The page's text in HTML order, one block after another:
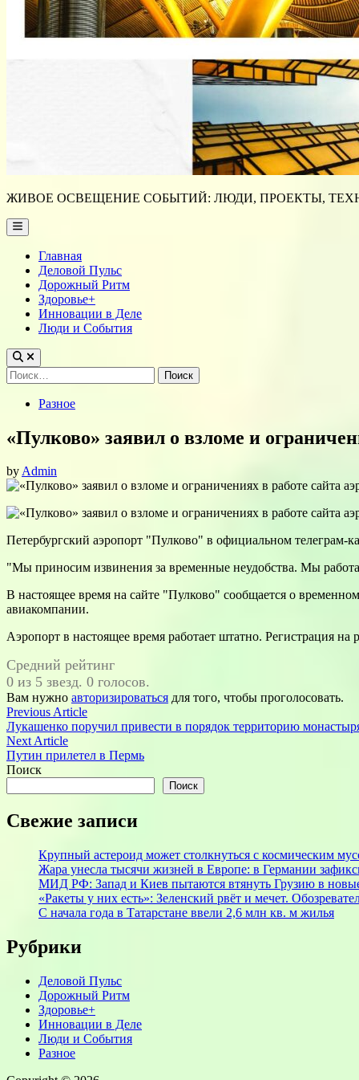
ЖИВОЕ ОСВЕЩЕНИЕ СОБЫТИЙ: ЛЮДИ, ПРОЕКТЫ,
Main
Menu
Главная
Деловой Пульс
Дорожный Ритм
Здоровье+
Инновации в Деле
Люди и События
Найти:
PostedРазное
«Пулково» заявил о взломе и
byAdmin
Петербургский аэропорт "Пулково" в официальном телеграм-
"Мы приносим извинения за временные неудобства. Мы
В настоящее время на сайте "Пулково" сообщается о
авиакомпании.
Аэропорт в настоящее время работает штатно. Регистрация
Средний рейтинг
0 из 5 звезд. 0 голосов.
Вам нужно авторизироваться для того, чтобы проголосовать.
Навигация
по
записям
Previous ArticlePrevious
article:
Лукашенко поручил привести в порядок территорию
Next ArticleNext
article:
Путин прилетел в Пермь
Поиск
Поиск
Свежие записи
Крупный астероид может столкнуться с космическим
Жара унесла тысячи жизней в Европе: в Германии
МИД РФ: Запад и Киев пытаются втянуть Грузию в
«Ракеты у них есть»: Зеленский рвёт и мечет.
С начала года в Татарстане ввели 2,6 млн кв. м жилья
Рубрики
Деловой Пульс
Дорожный Ритм
Здоровье+
Инновации в Деле
Люди и События
Разное